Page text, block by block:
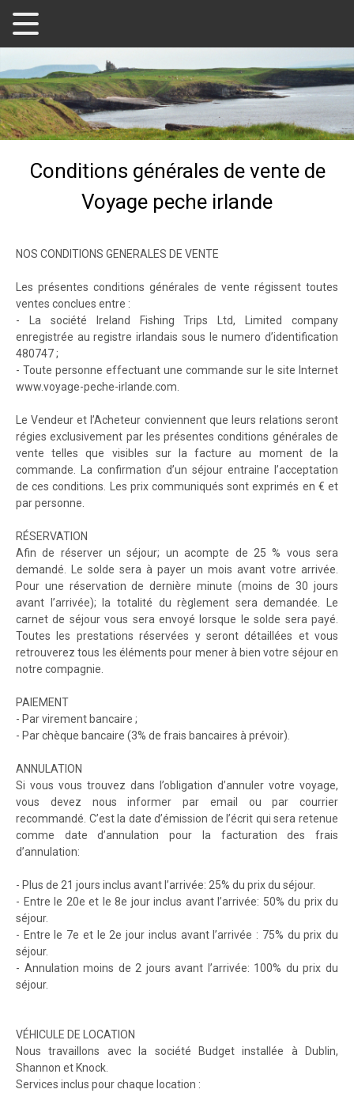
Conditions générales de vente de
Voyage peche irlande
NOS CONDITIONS GENERALES DE VENTE
Les présentes conditions générales de vente régissent toutes
ventes conclues entre :
- La société Ireland Fishing Trips Ltd, Limited company
enregistrée au registre irlandais sous le numero d’identification
480747 ;
- Toute personne effectuant une commande sur le site Internet
www.voyage-peche-irlande.com.
Le Vendeur et l’Acheteur conviennent que leurs relations seront
régies exclusivement par les présentes conditions générales de
vente telles que visibles sur la facture au moment de la
commande. La confirmation d’un séjour entraine l’acceptation
de ces conditions. Les prix communiqués sont exprimés en € et
par personne.
RÉSERVATION
Afin de réserver un séjour; un acompte de 25 % vous sera
demandé. Le solde sera à payer un mois avant votre arrivée.
Pour une réservation de dernière minute (moins de 30 jours
avant l’arrivée); la totalité du règlement sera demandée. Le
carnet de séjour vous sera envoyé lorsque le solde sera payé.
Toutes les prestations réservées y seront détaillées et vous
retrouverez tous les éléments pour mener à bien votre séjour en
notre compagnie.
PAIEMENT
- Par virement bancaire ;
- Par chèque bancaire (3% de frais bancaires à prévoir).
ANNULATION
Si vous vous trouvez dans l’obligation d’annuler votre voyage,
vous devez nous informer par email ou par courrier
recommandé. C’est la date d’émission de l’écrit qui sera retenue
comme date d’annulation pour la facturation des frais
d’annulation:
- Plus de 21 jours inclus avant l’arrivée: 25% du prix du séjour.
- Entre le 20e et le 8e jour inclus avant l’arrivée: 50% du prix du
séjour.
- Entre le 7e et le 2e jour inclus avant l’arrivée : 75% du prix du
séjour.
- Annulation moins de 2 jours avant l’arrivée: 100% du prix du
séjour.
VÉHICULE DE LOCATION
Nous travaillons avec la société Budget installée à Dublin,
Shannon et Knock.
Services inclus pour chaque location :